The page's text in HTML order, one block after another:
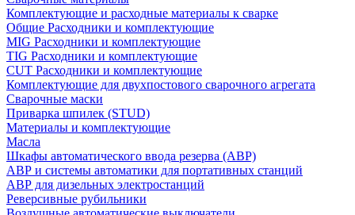
Комплектующие и расходные материалы к сварке
Общие Расходники и комплектующие
MIG Расходники и комплектующие
TIG Расходники и комплектующие
CUT Расходники и комплектующие
Комплектующие для двухпостового сварочного агрегата
Сварочные маски
Приварка шпилек (STUD)
Материалы и комплектующие
Масла
Шкафы автоматического ввода резерва (АВР)
АВР и системы автоматики для портативных станций
АВР для дизельных электростанций
Реверсивные рубильники